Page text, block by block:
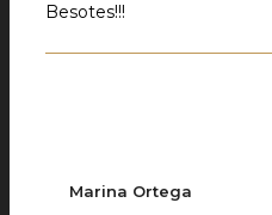
Besotes!!!
Marina Ortega